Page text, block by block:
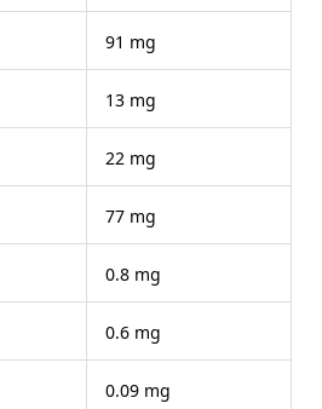
91 mg
13 mg
22 mg
77 mg
0.8 mg
0.6 mg
0.09 mg